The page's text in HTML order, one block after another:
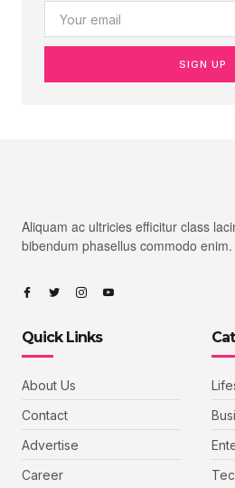
SIGN UP
Aliquam ac ultricies efficitur class
bibendum phasellus commodo enim.
Quick Links
About Us
Contact
Advertise
Career